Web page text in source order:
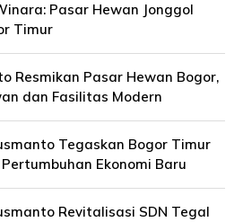
Pasar Hewan Jonggol
Timur
Resmikan Pasar Hewan Bogor,
dan Fasilitas Modern
Tegaskan Bogor Timur
Ekonomi Baru
Revitalisasi SDN Tegal